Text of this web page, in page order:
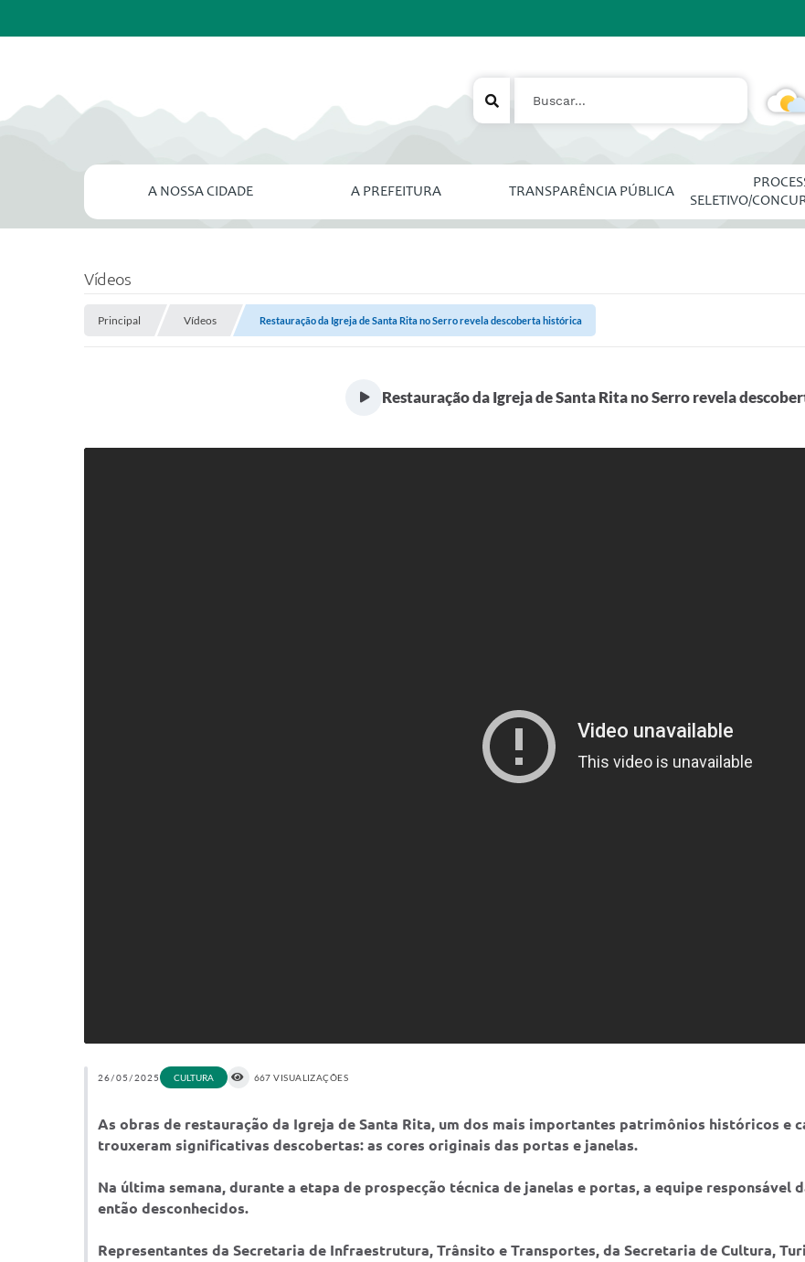
A NOSSA CIDADE A PREFEITURA TRANSPARÊNCIA PÚBLICA
SELETIVO/
Vídeos
Principal Vídeos Restauração da Igreja de Santa Rita no Serro revela descoberta histórica
Restauração da Igreja de Santa Rita no Serro revela
26/05/2025 CULTURA 667 VISUALIZAÇÕES
As obras de restauração da Igreja de Santa Rita, um dos mais importantes patrimônios históricos e
trouxeram significativas descobertas: as cores originais das portas e janelas.
Na última semana, durante a etapa de prospecção técnica de janelas e portas, a equipe
então desconhecidos.
Representantes da Secretaria de Infraestrutura, Trânsito e Transportes, da Secretaria de Cultura,